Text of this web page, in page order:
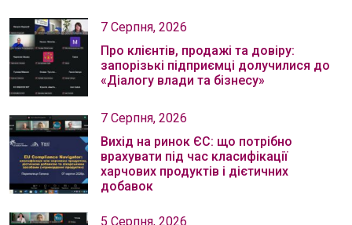
7 Серпня, 2026
Про клієнтів, продажі та довіру:
запорізькі підприємці долучилися до
«Діалогу влади та бізнесу»
7 Серпня, 2026
Вихід на ринок ЄС: що потрібно
врахувати під час класифікації
харчових продуктів і дієтичних
добавок
5 Серпня, 2026